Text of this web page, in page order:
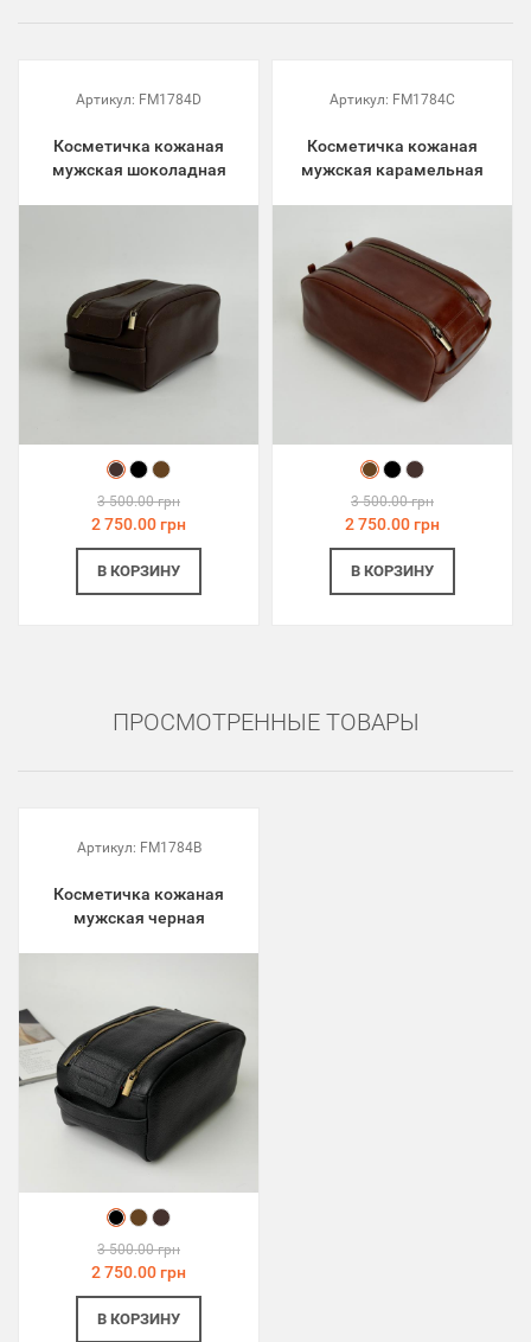
Артикул: FM1784D
Косметичка кожаная
мужская шоколадная
3 500.00 грн
2 750.00 грн
В КОРЗИНУ
Артикул: FM1784C
Косметичка кожаная
мужская карамельная
3 500.00 грн
2 750.00 грн
В КОРЗИНУ
ПРОСМОТРЕННЫЕ ТОВАРЫ
Артикул: FM1784B
Косметичка кожаная
мужская черная
3 500.00 грн
2 750.00 грн
В КОРЗИНУ